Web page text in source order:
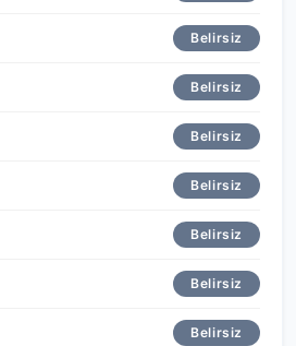
Belirsiz
Belirsiz
Belirsiz
Belirsiz
Belirsiz
Belirsiz
Belirsiz